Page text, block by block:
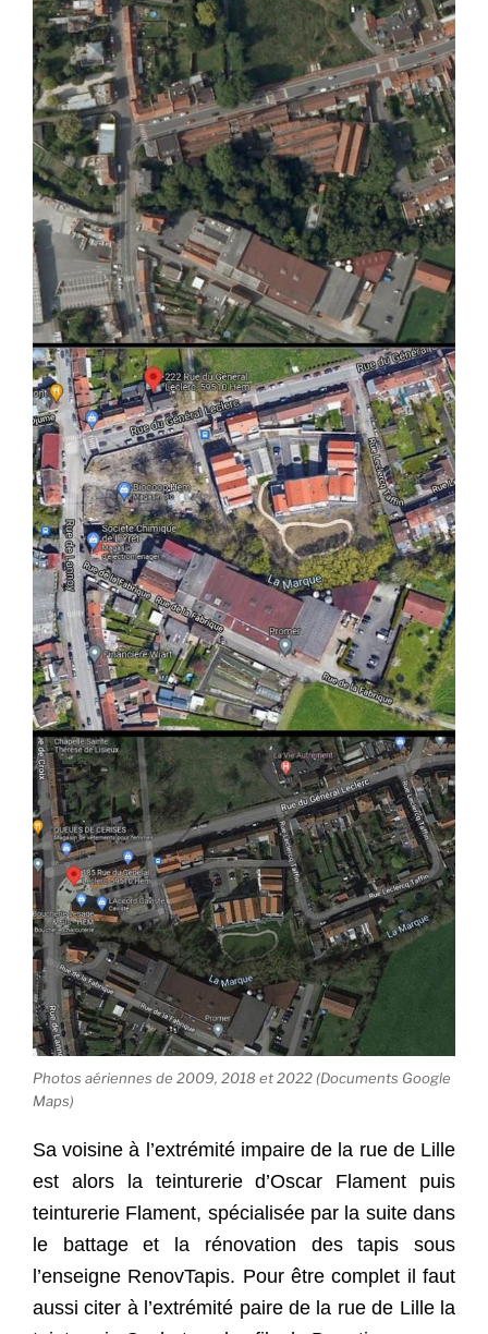
Photos aériennes de 2009, 2018 et 2022 (Documents Google
Maps)
Sa voisine à l’extrémité impaire de la rue de Lille
est alors la teinturerie d’Oscar Flament puis
teinturerie Flament, spécialisée par la suite dans
le battage et la rénovation des tapis sous
l’enseigne RenovTapis. Pour être complet il faut
aussi citer à l’extrémité paire de la rue de Lille la